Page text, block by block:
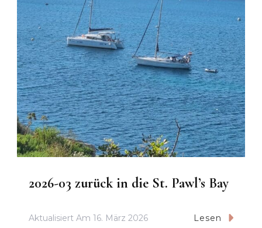
2026-03 zurück in die St. Pawl’s Bay
Aktualisiert Am 16. März 2026 Lesen